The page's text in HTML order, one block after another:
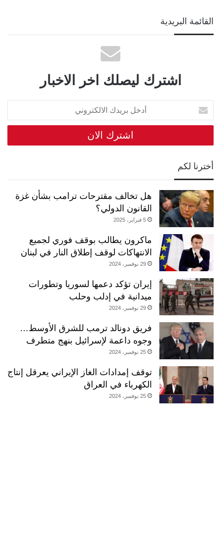
القائمة البريدية
اشترك ليصلك اخر الاخبار
أدخل
بريدك
الالكتروني
أخترنا لكم
هل تخالف مقترحات ترامب بشأن غزة
القانون الدولي؟
5 فبراير، 2025
ماكرون يطالب بوقف فوري لجميع
الانتهاكات لوقف إطلاق النار في لبنان
29 نوفمبر، 2024
إيران تؤكد دعمها لسوريا وتطورات
ميدانية في إدلب وحلب
29 نوفمبر، 2024
فريق دونالد ترمب للشرق الأوسط…
وجوه داعمة لإسرائيل بنهج متطرف
25 نوفمبر، 2024
توقف إمدادات الغاز الإيراني يعرقل إنتاج
الكهرباء في العراق
25 نوفمبر، 2024